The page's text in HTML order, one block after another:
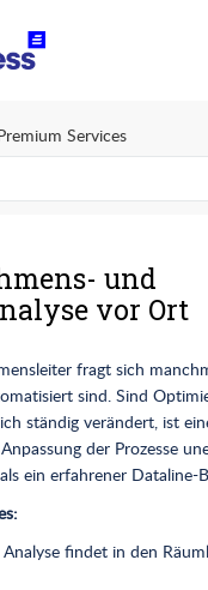
Services
und
vor Ort
fragt sich
sind. Sind
ständig verändert, ist
der Prozesse
ein erfahrener Dataline-
findet in den